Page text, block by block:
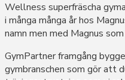
Wellness superfräscha
i många många år hos
namn men med Magnus
GymPartner framgång
gymbranschen som gör att